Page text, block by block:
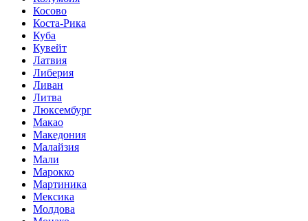
Косово
Коста-Рика
Куба
Кувейт
Латвия
Либерия
Ливан
Литва
Люксембург
Макао
Македония
Малайзия
Мали
Марокко
Мартиника
Мексика
Молдова